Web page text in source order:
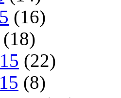
(16)
(18)
(22)
(8)